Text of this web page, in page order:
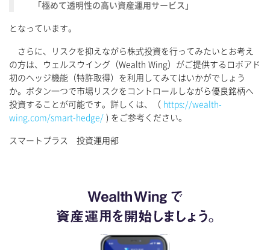
「極めて透明性の高い資産運用サービス」
となっています。
さらに、リスクを抑えながら株式投資を行ってみたいとお考え
の方は、ウェルスウイング（Wealth Wing）がご提供するロボアド
初のヘッジ機能（特許取得）を利用してみてはいかがでしょう
か。ボタン一つで市場リスクをコントロールしながら優良銘柄へ
投資することが可能です。詳しくは、（ https://wealth-
wing.com/smart-hedge/ ) をご参考ください。
スマートプラス 投資運用部